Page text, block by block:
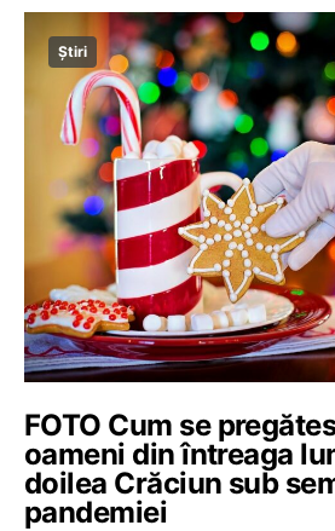
Știri
FOTO Cum se
oameni din întreaga
doilea Crăciun sub
pandemiei